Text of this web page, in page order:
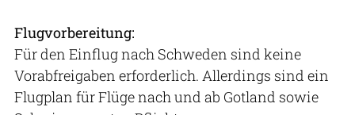
Flugvorbereitung:
Für den Einflug nach Schweden sind keine
Vorabfreigaben erforderlich. Allerdings sind ein
Flugplan für Flüge nach und ab Gotland sowie